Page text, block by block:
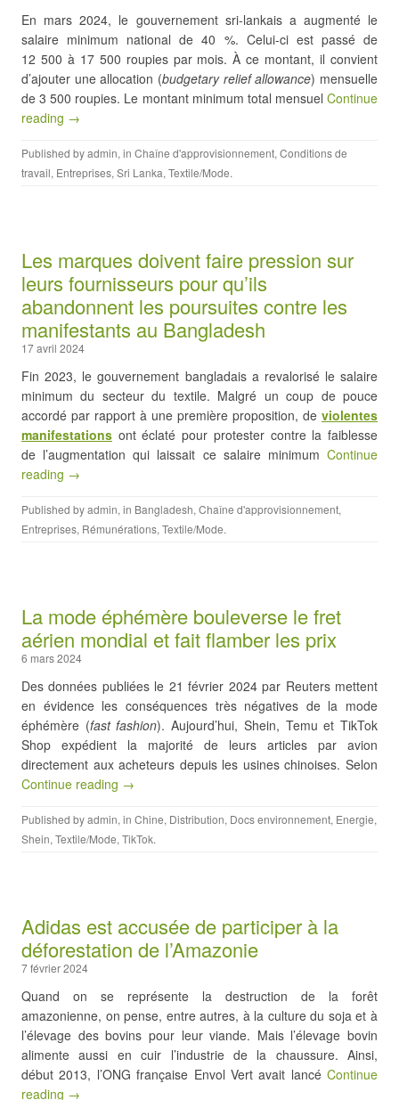
En mars 2024, le gouvernement sri-lankais a augmenté le
salaire minimum national de 40 %. Celui-ci est passé de
12 500 à 17 500 roupies par mois. À ce montant, il convient
d’ajouter une allocation (budgetary relief allowance) mensuelle
de 3 500 roupies. Le montant minimum total mensuel Continue
reading →
Published byadmin, in Chaîne d'approvisionnement, Conditions de
travail, Entreprises, Sri Lanka, Textile/Mode.
Les marques doivent faire pression sur
leurs fournisseurs pour qu’ils
abandonnent les poursuites contre les
manifestants au Bangladesh
17 avril 2024
Fin 2023, le gouvernement bangladais a revalorisé le salaire
minimum du secteur du textile. Malgré un coup de pouce
accordé par rapport à une première proposition, de violentes
manifestations ont éclaté pour protester contre la faiblesse
de l’augmentation qui laissait ce salaire minimum Continue
reading →
Published byadmin, in Bangladesh, Chaîne d'approvisionnement,
Entreprises, Rémunérations, Textile/Mode.
La mode éphémère bouleverse le fret
aérien mondial et fait flamber les prix
6 mars 2024
Des données publiées le 21 février 2024 par Reuters mettent
en évidence les conséquences très négatives de la mode
éphémère (fast fashion). Aujourd’hui, Shein, Temu et TikTok
Shop expédient la majorité de leurs articles par avion
directement aux acheteurs depuis les usines chinoises. Selon
Continue reading →
Published byadmin, in Chine, Distribution, Docs environnement, Energie,
Shein, Textile/Mode, TikTok.
Adidas est accusée de participer à la
déforestation de l’Amazonie
7 février 2024
Quand on se représente la destruction de la forêt
amazonienne, on pense, entre autres, à la culture du soja et à
l’élevage des bovins pour leur viande. Mais l’élevage bovin
alimente aussi en cuir l’industrie de la chaussure. Ainsi,
début 2013, l’ONG française Envol Vert avait lancé Continue
reading →